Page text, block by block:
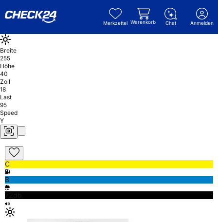
Merkzettel Warenkorb Chat Anmelden
Breite
255
Höhe
40
Zoll
18
Last
95
Speed
Y
C
B
72db